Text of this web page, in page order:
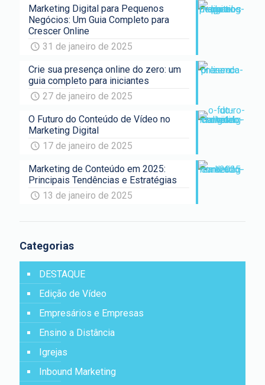
Marketing Digital para Pequenos
Negócios: Um Guia Completo para
Crescer Online
31 de janeiro de 2025
Crie sua presença online do zero: um
guia completo para iniciantes
27 de janeiro de 2025
O Futuro do Conteúdo de Vídeo no
Marketing Digital
17 de janeiro de 2025
Marketing de Conteúdo em 2025:
Principais Tendências e Estratégias
13 de janeiro de 2025
Categorias
DESTAQUE
Edição de Vídeo
Empresários e Empresas
Ensino a Distância
Igrejas
Inbound Marketing